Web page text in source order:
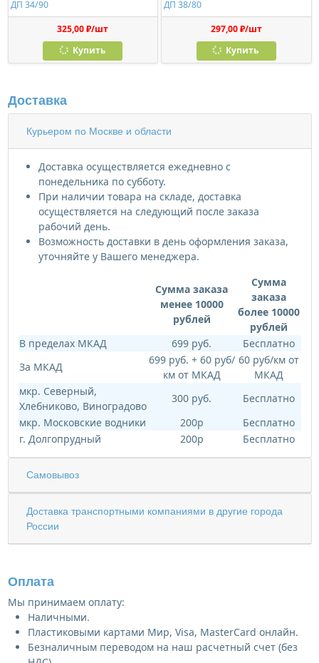
ДП 34/90
325,00 ₽/шт
Купить
ДП 38/80
297,00 ₽/шт
Купить
Доставка
Курьером по Москве и области
Доставка осуществляется ежедневно с
понедельника по субботу.
При наличии товара на складе, доставка
осуществляется на следующий после заказа
рабочий день.
Возможность доставки в день оформления заказа,
уточняйте у Вашего менеджера.
Сумма заказа
менее 10000
рублей
Сумма
заказа
более 10000
рублей
В пределах МКАД
699 руб.
Бесплатно
За МКАД
699 руб. + 60 руб/
км от МКАД
60 руб/км от
МКАД
мкр. Северный,
Хлебниково, Виноградово
300 руб.
Бесплатно
мкр. Московские водники
200р
Бесплатно
г. Долгопрудный
200р Бесплатно
Самовывоз
Доставка транспортными компаниями в другие города
России
Оплата
Мы принимаем оплату:
Наличными.
Пластиковыми картами Мир, Visa, MasterCard онлайн.
Безналичным переводом на наш расчетный счет (без